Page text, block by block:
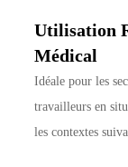
Utilisation
Médical
Idéale pour les
travailleurs en
les contextes